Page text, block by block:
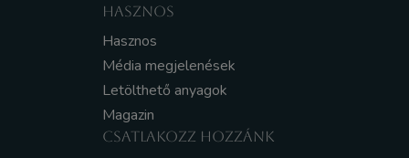
HASZNOS
Hasznos
Média megjelenések
Letölthető anyagok
Magazin
CSATLAKOZZ HOZZÁNK